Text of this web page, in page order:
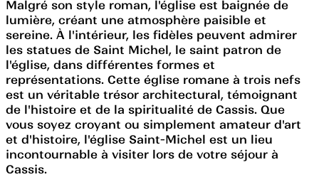
Malgré son style roman, l'église est baignée de
lumière, créant une atmosphère paisible et
sereine. À l'intérieur, les fidèles peuvent admirer
les statues de Saint Michel, le saint patron de
l'église, dans différentes formes et
représentations. Cette église romane à trois nefs
est un véritable trésor architectural, témoignant
de l'histoire et de la spiritualité de Cassis. Que
vous soyez croyant ou simplement amateur d'art
et d'histoire, l'église Saint-Michel est un lieu
incontournable à visiter lors de votre séjour à
Cassis.